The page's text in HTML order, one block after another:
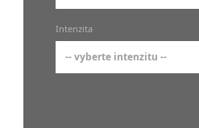
-- vyberte město --
pražské městské části
Intenzita
-- vyberte intenzitu --